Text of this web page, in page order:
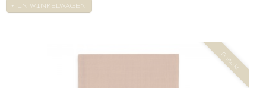
IN WINKELWAGEN
P. stuk!